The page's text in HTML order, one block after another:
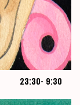
23:30- 9:30